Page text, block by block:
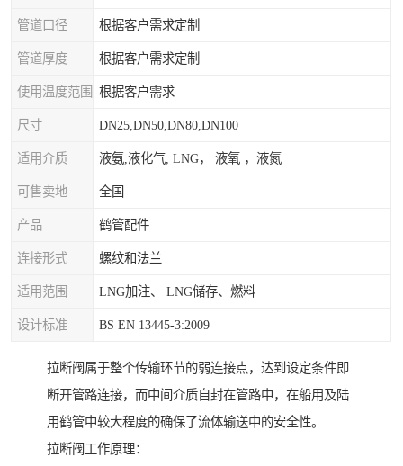
管道口径 根据客户需求定制
管道厚度 根据客户需求定制
使用温度范围 根据客户需求
尺寸 DN25,DN50,DN80,DN100
适用介质 液氨,液化气, LNG， 液氧 ，液氮
可售卖地 全国
产品 鹤管配件
连接形式 螺纹和法兰
适用范围 LNG加注、 LNG储存、燃料
设计标准 BS EN 13445-3:2009
拉断阀属于整个传输环节的弱连接点，达到设定条件即
断开管路连接，而中间介质自封在管路中，在船用及陆
用鹤管中较大程度的确保了流体输送中的安全性。
拉断阀工作原理：